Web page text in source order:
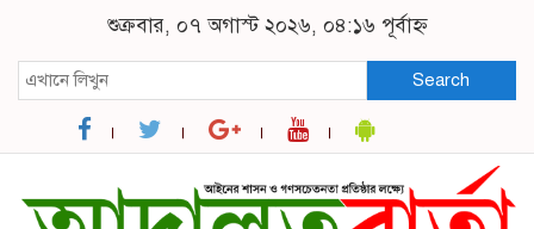
শুক্রবার, ০৭ অগাস্ট ২০২৬, ০৪:১৬ পূর্বাহ্ন
Search